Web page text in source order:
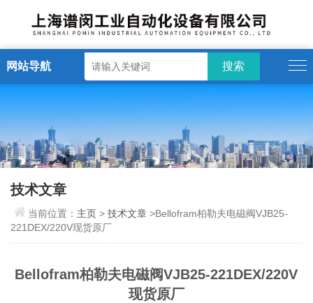
网站导航
技术文章
当前位置： 主页 >技术文章 >Bellofram柏勒夫电磁阀VJB25-
221DEX/220V现货原厂
Bellofram柏勒夫电磁阀VJB25-221DEX/220V
现货原厂